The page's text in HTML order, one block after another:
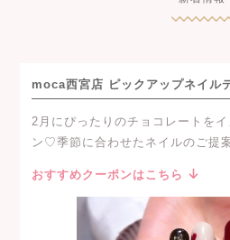
moca西宮店 ピックアップネイル
2月にぴったりのチョコレートを
ン♡季節に合わせたネイルのご提
おすすめクーポンはこちら